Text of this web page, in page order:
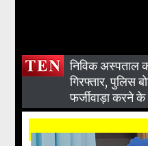
निविक अस्पताल
गिरफ्तार, पुलिस
फर्जीवाड़ा करने